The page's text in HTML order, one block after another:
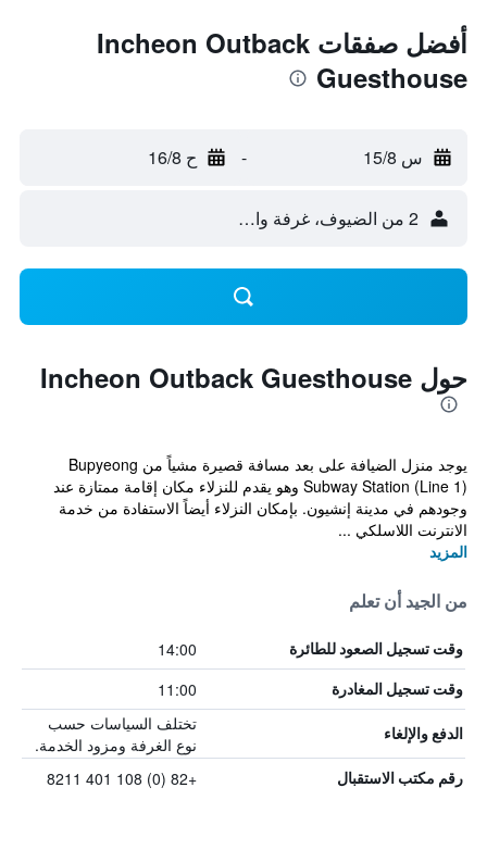
أفضل صفقات Incheon Outback
Guesthouse
س 15/8 - ح 16/8
2 من الضيوف، غرفة واحدة
حول Incheon Outback Guesthouse
يوجد منزل الضيافة على بعد مسافة قصيرة مشياً من Bupyeong
Subway Station (Line 1) وهو يقدم للنزلاء مكان إقامة ممتازة عند
وجودهم في مدينة إنشيون. بإمكان النزلاء أيضاً الاستفادة من خدمة
الانترنت اللاسلكي ...
المزيد
من الجيد أن تعلم
وقت تسجيل الصعود للطائرة 14:00
وقت تسجيل المغادرة 11:00
الدفع والإلغاء
تختلف السياسات حسب
نوع الغرفة ومزود الخدمة.
رقم مكتب الاستقبال +82 (0) 108 401 8211